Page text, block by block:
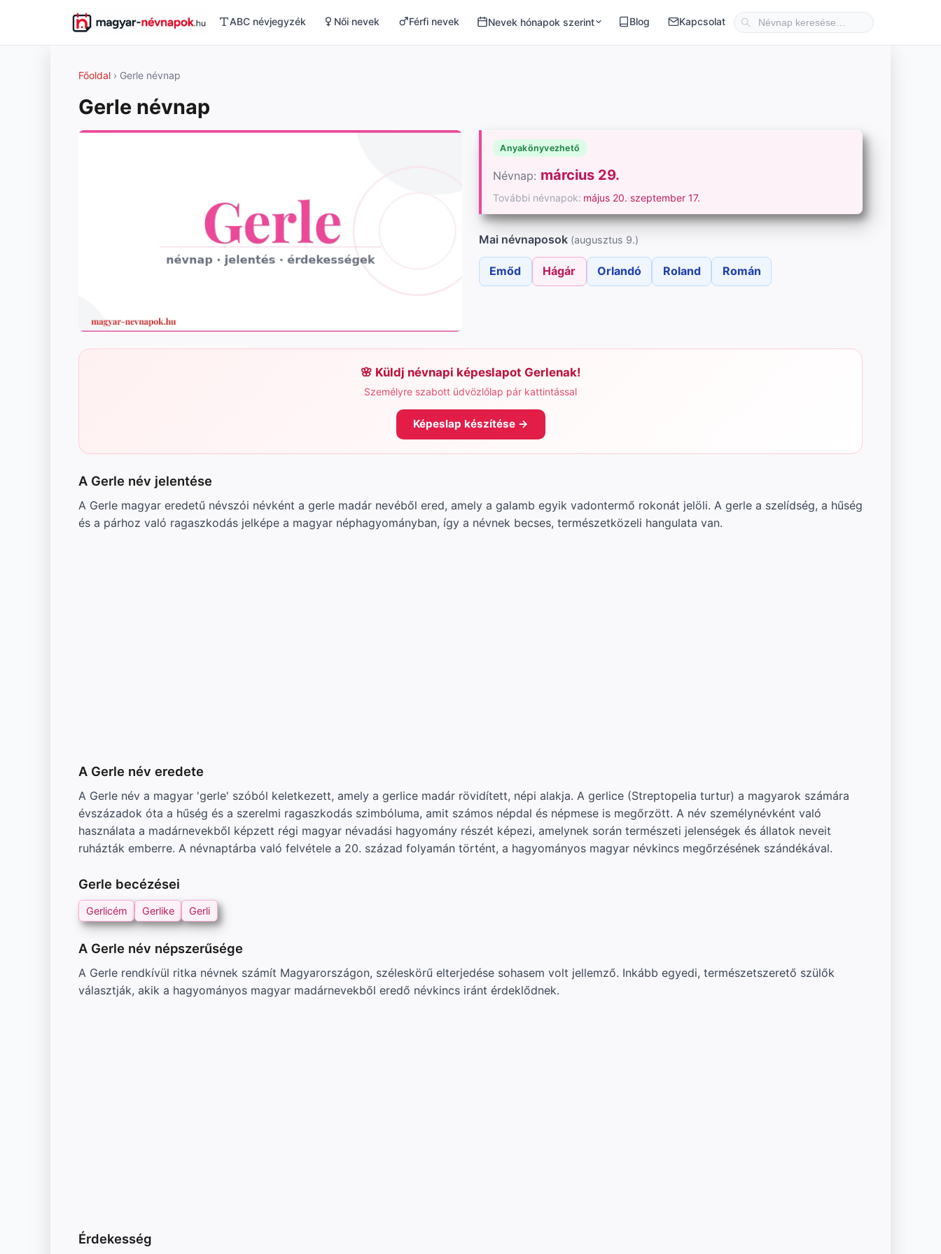
ABC névjegyzék Női nevek Férfi nevek Nevek hónapok szerint Blog Kapcsolat
Főoldal › Gerle névnap
Gerle névnap
Anyakönyvezhető
Névnap: március 29.
További névnapok: május 20.·szeptember 17.
Mai névnaposok (augusztus 9.)
Emőd Hágár Orlandó Roland Román
Küldj névnapi képeslapot Gerlenak!
Személyre szabott üdvözlőlap pár kattintással
Képeslap készítése →
A Gerle név jelentése
A Gerle magyar eredetű névszói névként a gerle madár nevéből ered, amely a galamb egyik vadontermő rokonát jelöli. A gerle a szelídség, a hűség
és a párhoz való ragaszkodás jelképe a magyar néphagyományban, így a névnek becses, természetközeli hangulata van.
A Gerle név eredete
A Gerle név a magyar 'gerle' szóból keletkezett, amely a gerlice madár rövidített, népi alakja. A gerlice (Streptopelia turtur) a magyarok számára
évszázadok óta a hűség és a szerelmi ragaszkodás szimbóluma, amit számos népdal és népmese is megőrzött. A név személynévként való
használata a madárnevekből képzett régi magyar névadási hagyomány részét képezi, amelynek során természeti jelenségek és állatok neveit
ruházták emberre. A névnaptárba való felvétele a 20. század folyamán történt, a hagyományos magyar névkincs megőrzésének szándékával.
Gerle becézései
Gerlicém Gerlike Gerli
A Gerle név népszerűsége
A Gerle rendkívül ritka névnek számít Magyarországon, széleskörű elterjedése sohasem volt jellemző. Inkább egyedi, természetszerető szülők
választják, akik a hagyományos magyar madárnevekből eredő névkincs iránt érdeklődnek.
Érdekesség